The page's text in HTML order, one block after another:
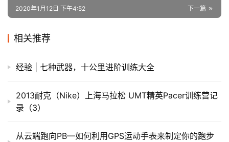
下一篇
2020年1月12日 下午4:52
相关推荐
经验 | 七种武器，十公里进阶训练大全
2013耐克（Nike）上海马拉松 UMT精英Pacer训练营记
录（3）
从云端跑向PB—如何利用GPS运动手表来制定你的跑步